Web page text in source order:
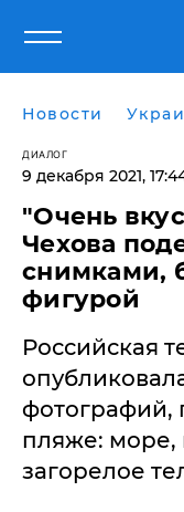
Новости
ДИАЛОГ
9 декабря 2021,
"Очень
Чехова
снимками,
фигурой
Российская
фотографий,
пляже: море,
загорелое